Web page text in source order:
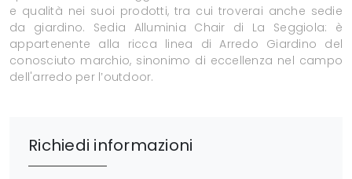
e qualità nei suoi prodotti, tra cui troverai anche sedie
da giardino. Sedia Alluminia Chair di La Seggiola: è
appartenente alla ricca linea di Arredo Giardino del
conosciuto marchio, sinonimo di eccellenza nel campo
dell'arredo per l’outdoor.
Richiedi informazioni